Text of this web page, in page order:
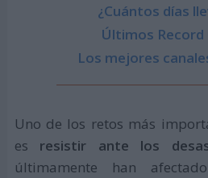
¿Cuántos días
Últimos Record
Los mejores
Uno de los retos más
es resistir ante los
últimamente han